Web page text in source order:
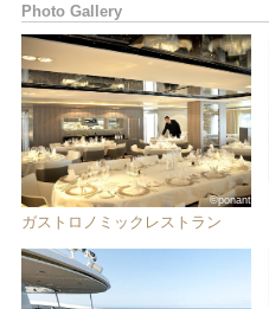
Photo Gallery
©ponant
ガストロノミックレストラン